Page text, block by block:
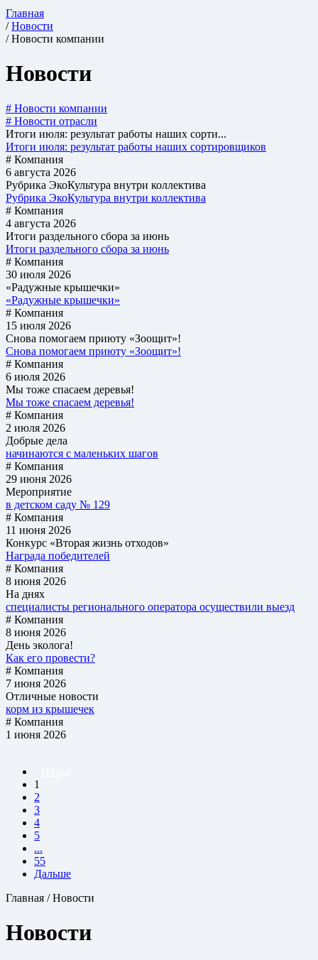
Главная
/Новости
/ Новости компании
Новости
# Новости компании
# Новости отрасли
Итоги июля: результат работы наших сорти...
Итоги июля: результат работы наших сортировщиков
# Компания
6 августа 2026
Рубрика ЭкоКультура внутри коллектива
Рубрика ЭкоКультура внутри коллектива
# Компания
4 августа 2026
Итоги раздельного сбора за июнь
Итоги раздельного сбора за июнь
# Компания
30 июля 2026
«Радужные крышечки»
«Радужные крышечки»
# Компания
15 июля 2026
Снова помогаем приюту «Зоощит»!
Снова помогаем приюту «Зоощит»!
# Компания
6 июля 2026
Мы тоже спасаем деревья!
Мы тоже спасаем деревья!
# Компания
2 июля 2026
Добрые дела
начинаются с маленьких шагов
# Компания
29 июня 2026
Мероприятие
в детском саду № 129
# Компания
11 июня 2026
Конкурс «Вторая жизнь отходов»
Награда победителей
# Компания
8 июня 2026
На днях
специалисты регионального оператора осуществили выезд
# Компания
8 июня 2026
День эколога!
Как его провести?
# Компания
7 июня 2026
Отличные новости
корм из крышечек
# Компания
1 июня 2026
1
2
3
4
5
...
55
Дальше
Главная / Новости
Новости